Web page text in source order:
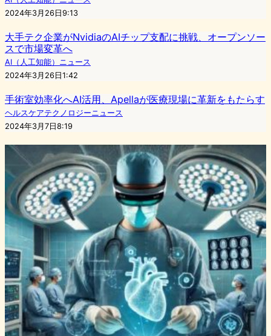
2024年3月26日9:13
大手テク企業がNvidiaのAIチップ支配に挑戦、オープンソー
スで市場変革へ
AI（人工知能）ニュース
2024年3月26日1:42
手術室効率化へAI活用、Apellaが医療現場に革新をもたらす
ヘルスケアテクノロジーニュース
2024年3月7日8:19